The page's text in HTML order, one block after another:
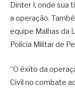
Dinter I, onde sua
a operação.
equipe Malhas da
Polícia Militar de
“O êxito da
Civil no combate